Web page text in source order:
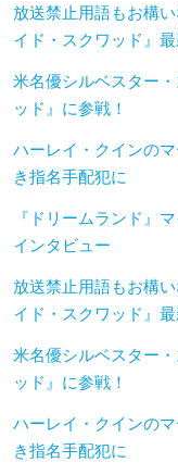
放送禁止用語もお構
イド・スクワッド』
米名優シルベスター
ッド』に参戦！
ハーレイ・クインの
き指名手配犯に
『ドリームランド』
インタビュー
放送禁止用語もお構
イド・スクワッド』
米名優シルベスター
ッド』に参戦！
ハーレイ・クインの
き指名手配犯に